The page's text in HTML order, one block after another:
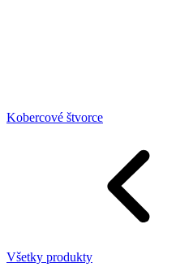
Kobercové štvorce
Všetky produkty